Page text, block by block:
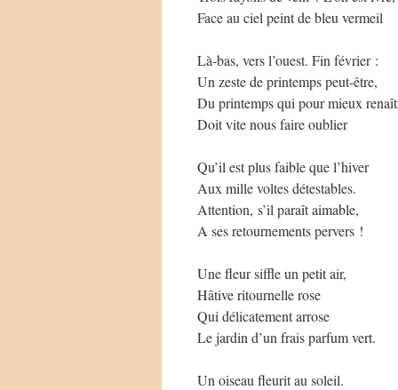
Face au ciel peint de bleu vermeil
Là-bas, vers l’ouest. Fin février :
Un zeste de printemps peut-être,
Du printemps qui pour mieux
Doit vite nous faire oublier
Qu’il est plus faible que l’hiver
Aux mille voltes détestables.
Attention, s’il paraît aimable,
A ses retournements pervers !
Une fleur siffle un petit air,
Hâtive ritournelle rose
Qui délicatement arrose
Le jardin d’un frais parfum vert.
Un oiseau fleurit au soleil.